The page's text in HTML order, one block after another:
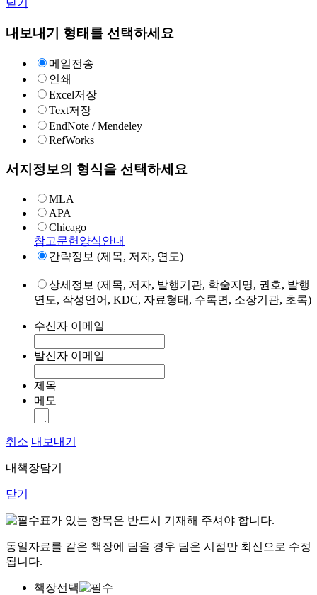
닫기
내보내기 형태를 선택하세요
메일전송
인쇄
Excel저장
Text저장
EndNote / Mendeley
RefWorks
서지정보의 형식을 선택하세요
MLA
APA
Chicago
참고문헌양식안내
간략정보 (제목, 저자, 연도)
상세정보 (제목, 저자, 발행기관, 학술지명, 권호, 발행
연도, 작성언어, KDC, 자료형태, 수록면, 소장기관, 초록)
수신자 이메일
발신자 이메일
제목
메모
취소 내보내기
내책장담기
닫기
표가 있는 항목은 반드시 기재해 주셔야 합니다.
동일자료를 같은 책장에 담을 경우 담은 시점만 최신으로 수정
됩니다.
책장선택